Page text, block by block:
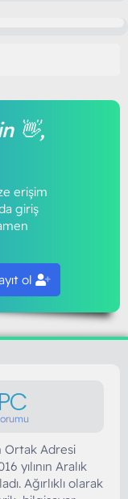
👋,
erişim
giriş
ol
Ortak Adresi
yılının Aralık
Ağırlıklı olarak